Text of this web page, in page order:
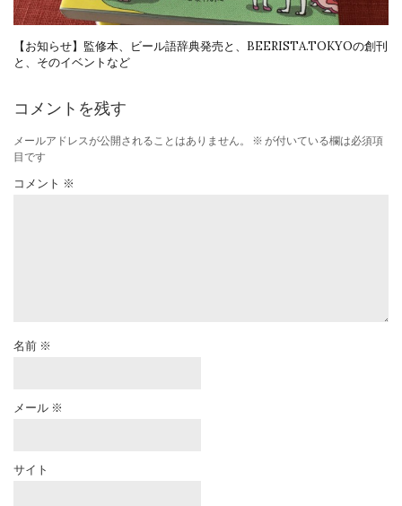
【お知らせ】監修本、ビール語辞典発売と、BEERISTA.TOKYOの創刊
と、そのイベントなど
コメントを残す
メールアドレスが公開されることはありません。 ※ が付いている欄は必須項
目です
コメント ※
名前 ※
メール ※
サイト